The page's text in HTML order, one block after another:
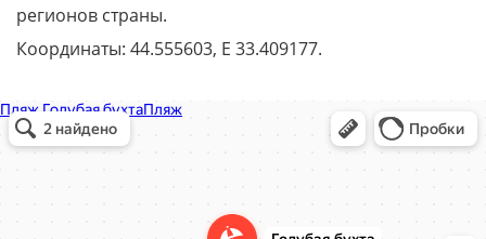
регионов страны.
Координаты: 44.555603, E 33.409177.